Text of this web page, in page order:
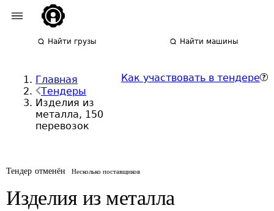
Найти грузы Найти машины
Главная
Тендеры
Изделия из
металла, 150
перевозок
Как участвовать в тендере
Тендер отменён Несколько поставщиков
Изделия из металла